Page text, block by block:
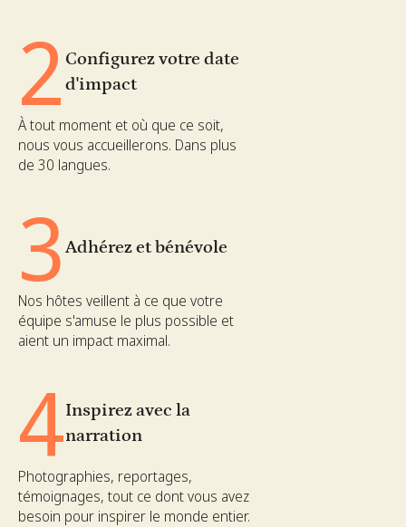
2 Configurez votre date
d'impact
À tout moment et où que ce soit,
nous vous accueillerons. Dans plus
de 30 langues.
3 Adhérez et bénévole
Nos hôtes veillent à ce que votre
équipe s'amuse le plus possible et
aient un impact maximal.
4Inspirez avec la
narration
Photographies, reportages,
témoignages, tout ce dont vous avez
besoin pour inspirer le monde entier.